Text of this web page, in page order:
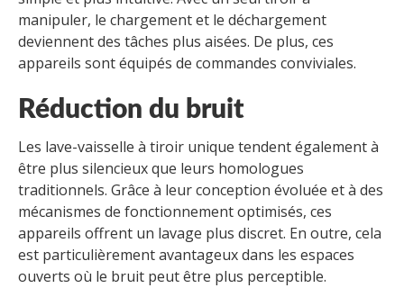
manipuler, le chargement et le déchargement
deviennent des tâches plus aisées. De plus, ces
appareils sont équipés de commandes conviviales.
Réduction du bruit
Les lave-vaisselle à tiroir unique tendent également à
être plus silencieux que leurs homologues
traditionnels. Grâce à leur conception évoluée et à des
mécanismes de fonctionnement optimisés, ces
appareils offrent un lavage plus discret. En outre, cela
est particulièrement avantageux dans les espaces
ouverts où le bruit peut être plus perceptible.